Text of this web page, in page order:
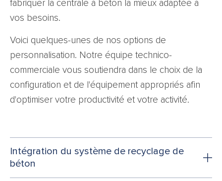
fabriquer la centrale à béton la mieux adaptée à
vos besoins.
Voici quelques-unes de nos options de
personnalisation. Notre équipe technico-
commerciale vous soutiendra dans le choix de la
configuration et de l'équipement appropriés afin
d'optimiser votre productivité et votre activité.
Intégration du système de recyclage de
béton